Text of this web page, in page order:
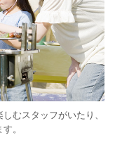
むスタッフがいたり、
。